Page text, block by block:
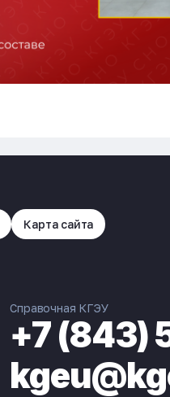
Карта сайта
Справочная КГЭУ
+7 (843)